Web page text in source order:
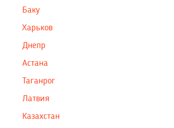
Баку
Харьков
Днепр
Астана
Таганрог
Латвия
Казахстан